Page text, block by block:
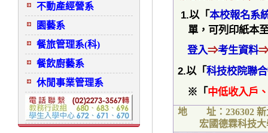
不動產經營系
園藝系
餐旅管理系(科)
餐飲廚藝系
休閒事業管理系
1.以「本校報名系
單，可列印紙本
登入⇒考生資料
2.以「科技校院聯
※「 中低收入戶
地 址：236302 新
宏國德霖科技大